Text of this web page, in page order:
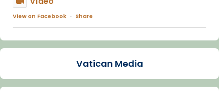
View on Facebook · Share
Arquebisbat de Barcelona
La Carmina va patir depressió. Fa gairebé
dos mesos, a l'Estadi Lluís Companys, la
Vatican Media